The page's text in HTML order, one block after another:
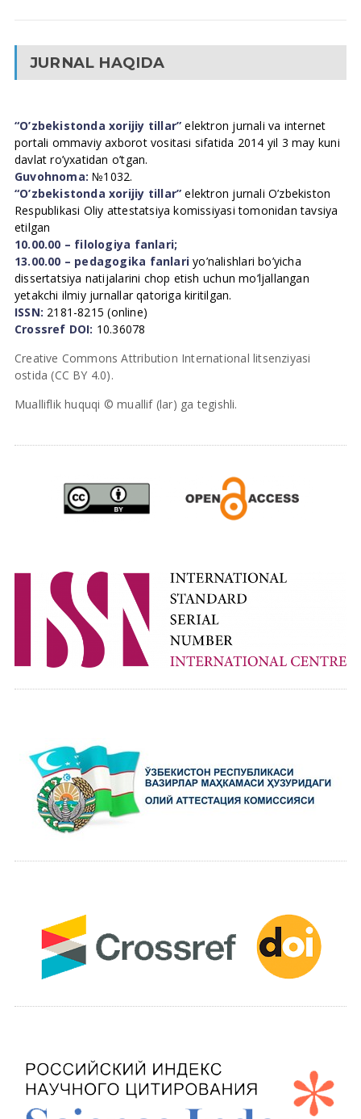
JURNAL HAQIDA
“O’zbekistonda xorijiy tillar” elektron jurnali va internet
portali ommaviy axborot vositasi sifatida 2014 yil 3 may kuni
davlat ro’yxatidan o’tgan.
Guvohnoma: №1032.
“O’zbekistonda xorijiy tillar” elektron jurnali O’zbekiston
Respublikasi Oliy attestatsiya komissiyasi tomonidan tavsiya
etilgan
10.00.00 – filologiya fanlari;
13.00.00 – pedagogika fanlari yo’nalishlari bo’yicha
dissertatsiya natijalarini chop etish uchun mo’ljallangan
yetakchi ilmiy jurnallar qatoriga kiritilgan.
ISSN: 2181-8215 (online)
Crossref DOI: 10.36078
Creative Commons Attribution International litsenziyasi
ostida (CC BY 4.0).
Mualliflik huquqi © muallif (lar) ga tegishli.